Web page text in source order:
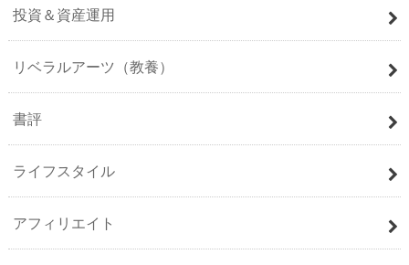
投資＆資産運用
リベラルアーツ（教養）
書評
ライフスタイル
アフィリエイト